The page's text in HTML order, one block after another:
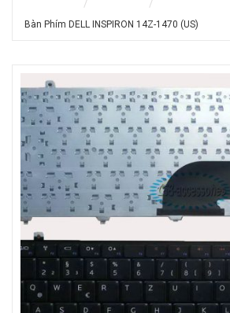
Bàn Phím DELL INSPIRON 14Z-1470 (US)